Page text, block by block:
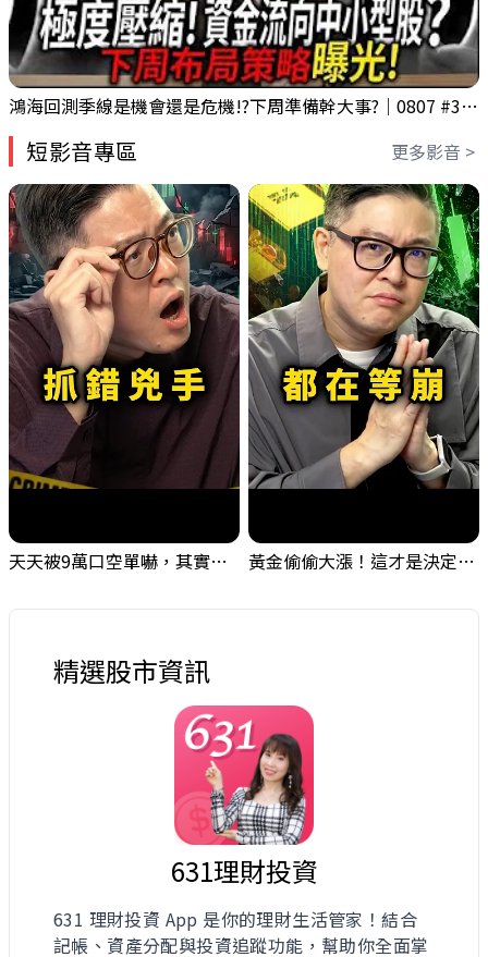
鴻海回測季線是機會還是危機!?下周準備幹大事?｜0807 #3661 #2317 #2317鴻海
短影音專區 更多影音 >
天天被9萬口空單嚇，其實你盯錯地方了｜Mr.Jimmy高志銘 #台股 #外資期貨 #融資 黃金偷偷大漲！這才是決定台股生死的「真風向球」！｜Mr.Jimmy高志銘 #黃金 #美元指數 #聯準會
精選股市資訊
631理財投資
631 理財投資 App 是你的理財生活管家！結合
記帳、資產分配與投資追蹤功能，幫助你全面掌